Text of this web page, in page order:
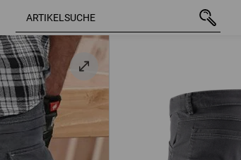
zinn 44 65,88 €